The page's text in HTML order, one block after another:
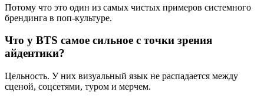
Потому что это один из самых чистых примеров системного
брендинга в поп-культуре.
Что у BTS самое сильное с точки зрения
айдентики?
Цельность. У них визуальный язык не распадается между
сценой, соцсетями, туром и мерчем.